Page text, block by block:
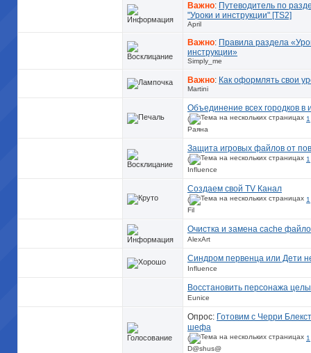
Важно: Путеводитель по
"Уроки и инструкции" [TS2]
April
Важно: Правила раздела
инструкции»
Simply_me
Важно: Как оформлять свои
Martini
Объединение всех городков в
(
1
Раяна
Защита игровых файлов от
(
1
Influence
Создаем свой TV Канал
(
1
Fil
Очистка и замена cache
AlexArt
Синдром первенца или Дети
Influence
Восстановить персонажа
Eunice
Опрос: Готовим с Черри
шефа
(
1
D@shus@